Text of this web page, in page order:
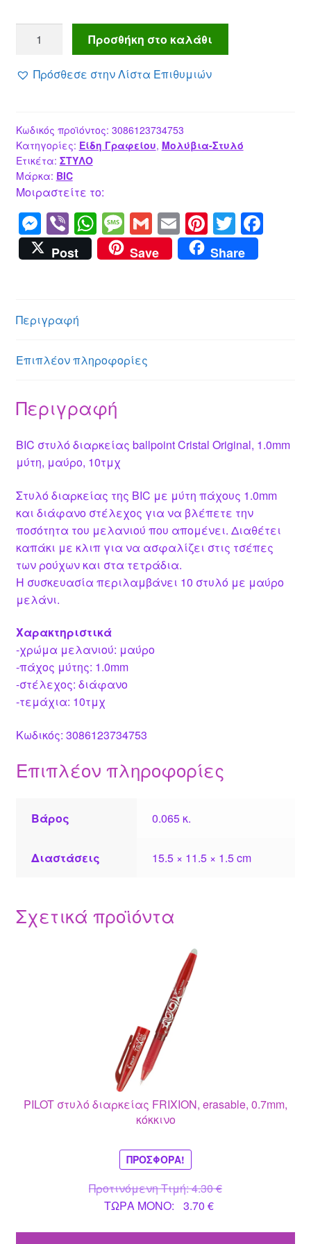
στυλό
διαρκείας
ballpoint
1.0mm
μύτη,
μαύρο,
10τμχ
Προσθήκη στο καλάθι
Πρόσθεσε στην Λίστα Επιθυμιών
Κωδικός προϊόντος: 3086123734753
Κατηγορίες: Είδη Γραφείου, Μολύβια-Στυλό
Ετικέτα: ΣΤΥΛΟ
Μάρκα: BIC
Μοιραστείτε το:
M
e
ss
n
g
er
Vi
b
er
W
h
at
p
M
e
ss
G
m
ail
E
m
ail
Pi
nt
er
T
wi
tt
F
Post Save Share
Περιγραφή
Επιπλέον πληροφορίες
Περιγραφή
BIC στυλό διαρκείας ballpoint Cristal Original, 1.0mm
μύτη, μαύρο, 10τμχ
Στυλό διαρκείας της BIC με μύτη πάχους 1.0mm
και διάφανο στέλεχος για να βλέπετε την
ποσότητα του μελανιού που απομένει. Διαθέτει
καπάκι με κλιπ για να ασφαλίζει στις τσέπες
των ρούχων και στα τετράδια.
Η συσκευασία περιλαμβάνει 10 στυλό με μαύρο
μελάνι.
Χαρακτηριστικά
-χρώμα μελανιού: μαύρο
-πάχος μύτης: 1.0mm
-στέλεχος: διάφανο
-τεμάχια: 10τμχ
Κωδικός: 3086123734753
Επιπλέον πληροφορίες
Βάρος 0.065 κ.
Διαστάσεις 15.5 × 11.5 × 1.5 cm
Σχετικά προϊόντα
PILOT στυλό διαρκείας FRIXION, erasable, 0.7mm,
κόκκινο
ΠΡΟΣΦΟΡΆ!
Προτινόμενη Τιμή:4.30€Original
ΤΩΡΑ MONO: 3.70€Η